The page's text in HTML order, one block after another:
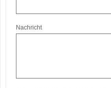
Nachricht